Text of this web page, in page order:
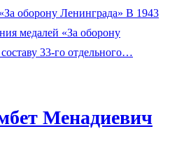
оборону Ленинграда» В 1943
медалей «За оборону
33-го отдельного…
Менадиевич